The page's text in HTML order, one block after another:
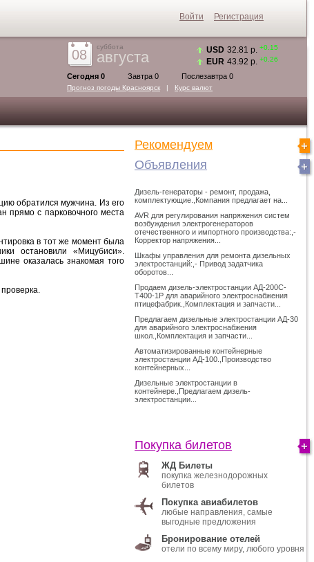
08
суббота
августа
Сегодня 0 Завтра 0 Послезавтра 0
Прогноз погоды Красноярск | Курс валют
USD 32.81 р. +0.15
EUR 43.92 р. +0.26
обратился мужчина. Из его
прямо с парковочного места
в тот же момент была
остановили «Мицубиси».
оказалась знакомая того
Рекомендуем
Объявления
Дизель-генераторы - ремонт, продажа,
комплектующие.,Компания предлагает на...
AVR для регулирования напряжения систем
возбуждения электрогенераторов
отечественного и импортного производства:,-
Корректор напряжения...
Шкафы управления для ремонта дизельных
электростанций:,- Привод задатчика
оборотов...
Продаем дизель-электростанции АД-200С-
Т400-1Р для аварийного электроснабжения
птицефабрик.,Комплектация и запчасти...
Предлагаем дизельные электростанции АД-30
для аварийного электроснабжения
школ.,Комплектация и запчасти...
Автоматизированные контейнерные
электростанции АД-100.,Производство
контейнерных...
Дизельные электростанции в
контейнере.,Предлагаем дизель-
электростанции...
Покупка билетов
ЖД Билеты
покупка железнодорожных
билетов
Покупка авиабилетов
любые направления, самые
выгодные предложения
Бронирование отелей
отели по всему миру, любого уровня
Войти Регистрация